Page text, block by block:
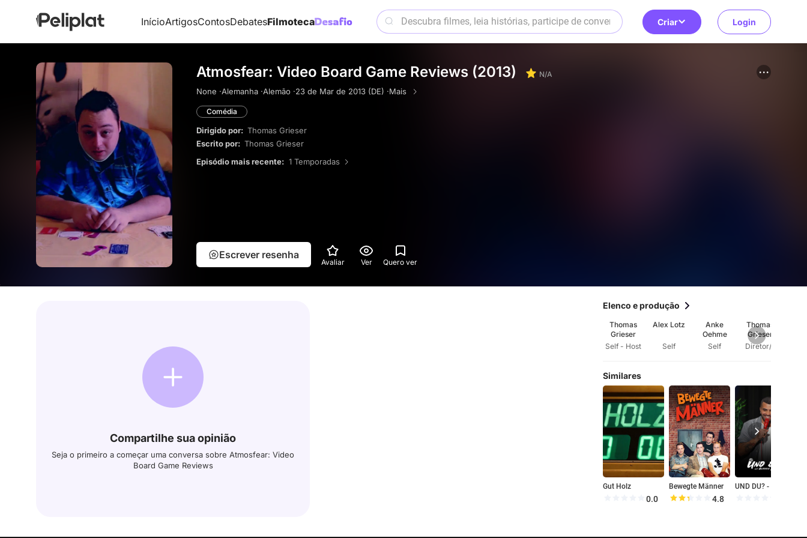
InícioArtigosContosDebatesFilmoteca Criar Login
Atmosfear: Video Board Game Reviews (2013) N/A
None ·Alemanha ·Alemão ·23 de Mar de 2013 (DE) ·Mais
Comédia
Dirigido por: Thomas Grieser
Escrito por: Thomas Grieser
Episódio mais recente: 1 Temporadas
Escrever resenha
Avaliar Ver Quero ver
Compartilhe sua opinião
Seja o primeiro a começar uma conversa sobre Atmosfear: Video
Board Game Reviews
Elenco e produção
Thomas
Grieser
Self - Host
Alex Lotz
Self
Anke
Oehme
Self
Thomas
Grieser
Diretor/a
Similares
Gut Holz
0.0
Bewegte Männer
4.8